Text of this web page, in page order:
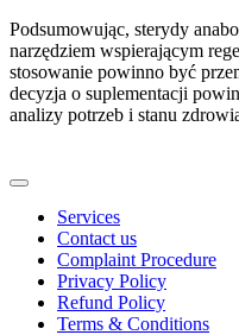
Podsumowując, sterydy
narzędziem wspierającym
stosowanie powinno być
decyzja o suplementacji
analizy potrzeb i stanu
Services
Contact us
Complaint Procedure
Privacy Policy
Refund Policy
Terms & Conditions